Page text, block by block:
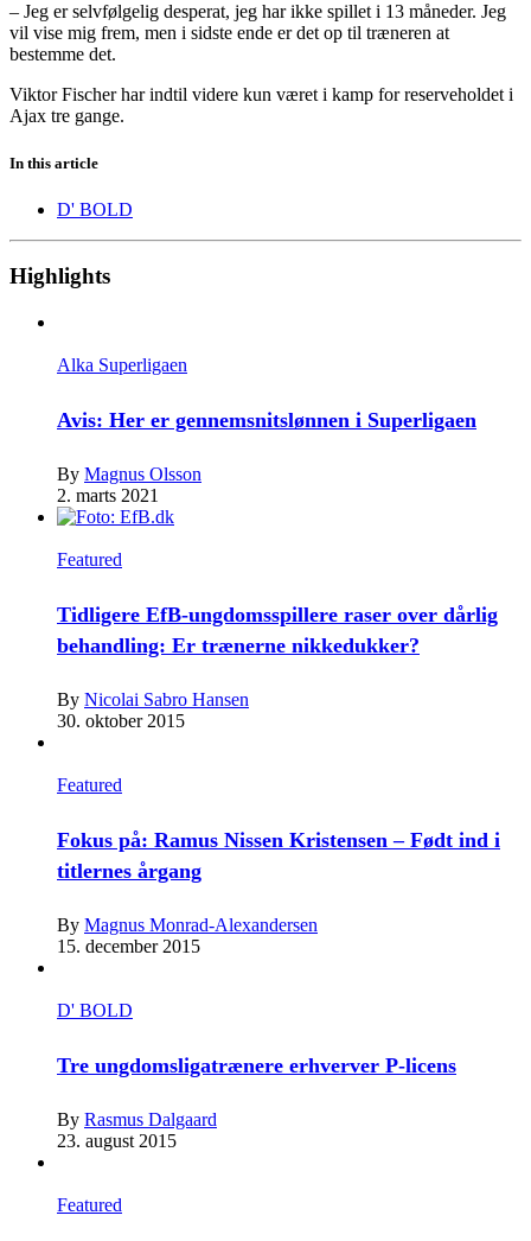
– Jeg er selvfølgelig desperat, jeg har ikke spillet i 13 måneder. Jeg
vil vise mig frem, men i sidste ende er det op til træneren at
bestemme det.
Viktor Fischer har indtil videre kun været i kamp for reserveholdet i
Ajax tre gange.
In this article
D' BOLD
Highlights
Alka Superligaen
Avis: Her er gennemsnitslønnen i Superligaen
By Magnus Olsson
2. marts 2021
Featured
Tidligere EfB-ungdomsspillere raser over dårlig
behandling: Er trænerne nikkedukker?
By Nicolai Sabro Hansen
30. oktober 2015
Featured
Fokus på: Ramus Nissen Kristensen – Født ind i
titlernes årgang
By Magnus Monrad-Alexandersen
15. december 2015
D' BOLD
Tre ungdomsligatrænere erhverver P-licens
By Rasmus Dalgaard
23. august 2015
Featured